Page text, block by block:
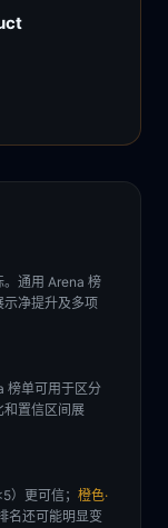
。通用 Arena 榜
净提升及多项
榜单可用于区分
和置信区间展
）更可信； 橙色·
名还可能明显变